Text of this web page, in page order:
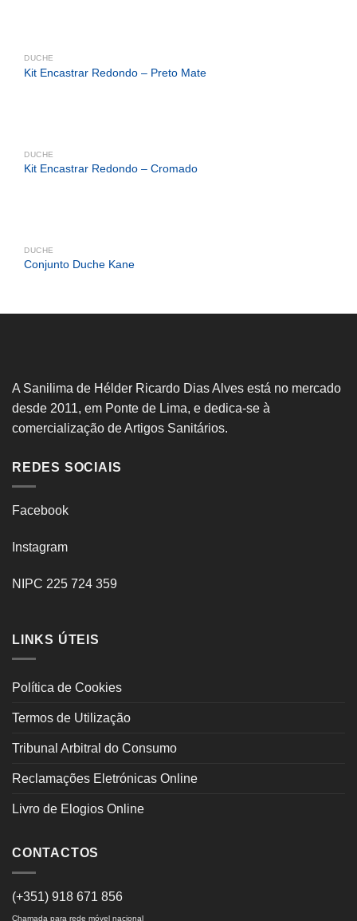
DUCHE
Kit Encastrar Redondo – Preto Mate
DUCHE
Kit Encastrar Redondo – Cromado
DUCHE
Conjunto Duche Kane
A Sanilima de Hélder Ricardo Dias Alves está no mercado
desde 2011, em Ponte de Lima, e dedica-se à
comercialização de Artigos Sanitários.
REDES SOCIAIS
Facebook
Instagram
NIPC 225 724 359
LINKS ÚTEIS
Política de Cookies
Termos de Utilização
Tribunal Arbitral do Consumo
Reclamações Eletrónicas Online
Livro de Elogios Online
CONTACTOS
(+351) 918 671 856
Chamada para rede móvel nacional